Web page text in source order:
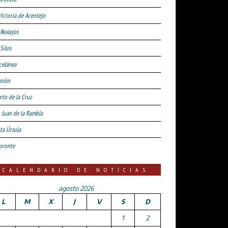
de Acentejo
de la Cruz
Juan de la Rambla
Úrsula
CALENDARIO DE NOTICIAS
agosto 2026
L
M X J V S
D
1
2